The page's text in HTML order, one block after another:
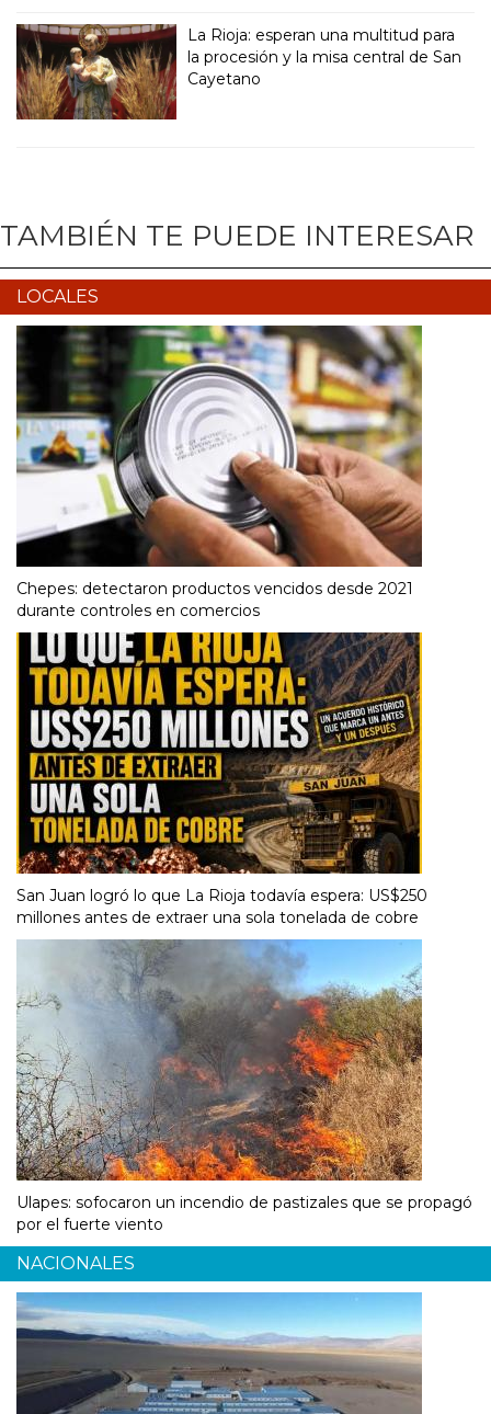
La Rioja: esperan una multitud para
la procesión y la misa central de San
Cayetano
TAMBIÉN TE PUEDE INTERESAR
LOCALES
Chepes: detectaron productos vencidos desde 2021
durante controles en comercios
San Juan logró lo que La Rioja todavía espera: US$250
millones antes de extraer una sola tonelada de cobre
Ulapes: sofocaron un incendio de pastizales que se propagó
por el fuerte viento
NACIONALES